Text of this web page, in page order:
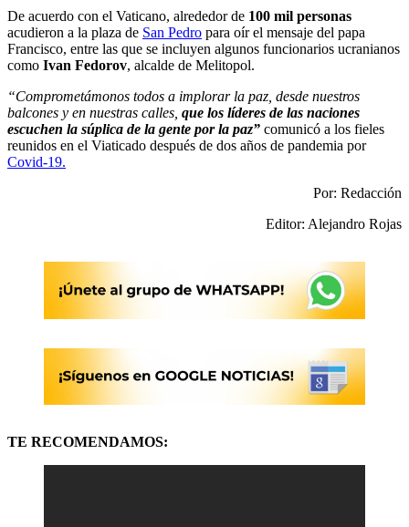
De acuerdo con el Vaticano, alrededor de 100 mil personas
acudieron a la plaza de San Pedro para oír el mensaje del papa
Francisco, entre las que se incluyen algunos funcionarios ucranianos
como Ivan Fedorov, alcalde de Melitopol.
“Comprometámonos todos a implorar la paz, desde nuestros
balcones y en nuestras calles, que los líderes de las naciones
escuchen la súplica de la gente por la paz” comunicó a los fieles
reunidos en el Viaticado después de dos años de pandemia por
Covid-19.
Por: Redacción
Editor: Alejandro Rojas
TE RECOMENDAMOS: